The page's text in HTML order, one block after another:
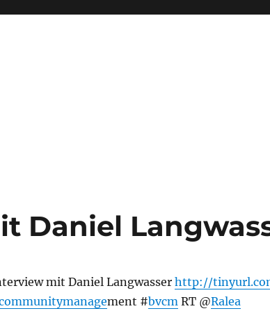
Daniel
mit Daniel Langwasserhttp://
ment #bvcm RT @Ralea